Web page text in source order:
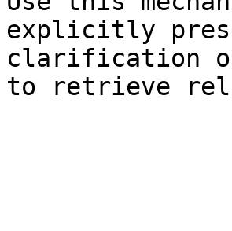
explicitly
clarification